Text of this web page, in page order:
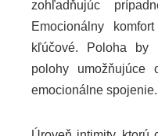
zohľadňujúc
Emocionálny
kľúčové. Poloha by
polohy umožňujúce
emocionálne spojenie.